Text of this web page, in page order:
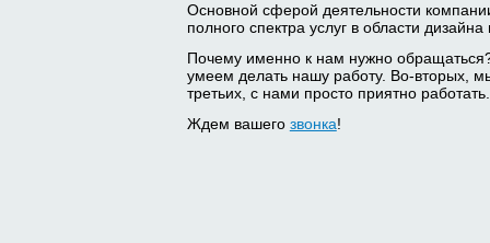
Основной сферой деятельности
полного спектра услуг в области
Почему именно к нам нужно
умеем делать нашу работу. Во-вторых,
третьих, с нами просто приятно работать.
Ждем вашего звонка!